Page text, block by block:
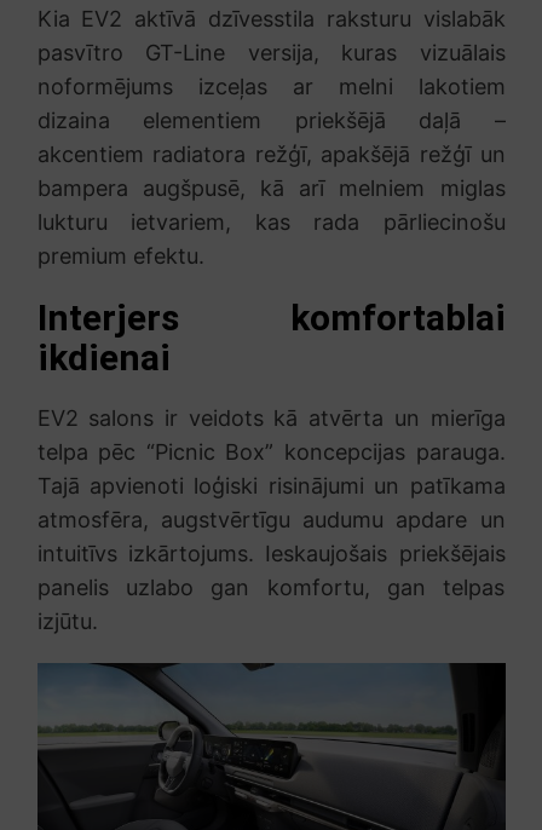
Kia EV2 aktīvā dzīvesstila raksturu vislabāk
pasvītro GT-Line versija, kuras vizuālais
noformējums izceļas ar melni lakotiem
dizaina elementiem priekšējā daļā –
akcentiem radiatora režģī, apakšējā režģī un
bampera augšpusē, kā arī melniem miglas
lukturu ietvariem, kas rada pārliecinošu
premium efektu.
Interjers komfortablai
ikdienai
EV2 salons ir veidots kā atvērta un mierīga
telpa pēc “Picnic Box” koncepcijas parauga.
Tajā apvienoti loģiski risinājumi un patīkama
atmosfēra, augstvērtīgu audumu apdare un
intuitīvs izkārtojums. Ieskaujošais priekšējais
panelis uzlabo gan komfortu, gan telpas
izjūtu.